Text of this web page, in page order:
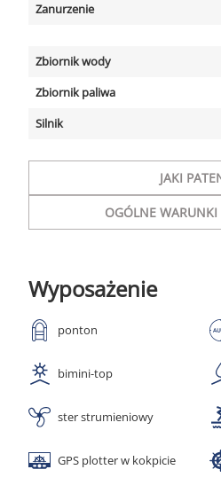
Zanurzenie
Zbiornik wody
Zbiornik paliwa
Silnik
JAKI
OGÓLNE WARUNKI
Wyposażenie
ponton
bimini-top
ster strumieniowy
GPS plotter w kokpicie